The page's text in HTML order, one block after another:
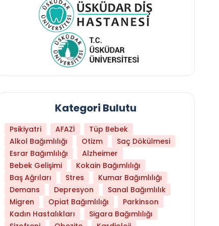
Daha Az Protein Tüketmek Yaşlanmayı
Kategori Bulutu
Psikiyatri AFAZİ
Tüp Bebek
Alkol Bağımlılığı
Otizm
Saç Dökülmesi
Esrar Bağımlılığı
Alzheimer
Bebek Gelişimi
Kokain Bağımlılığı
Baş Ağrıları
Stres
Kumar Bağımlılığı
Demans
Depresyon
Sanal Bağımlılık
Migren
Opiat Bağımlılığı
Parkinson
Kadın Hastalıkları
Sigara Bağımlılığı